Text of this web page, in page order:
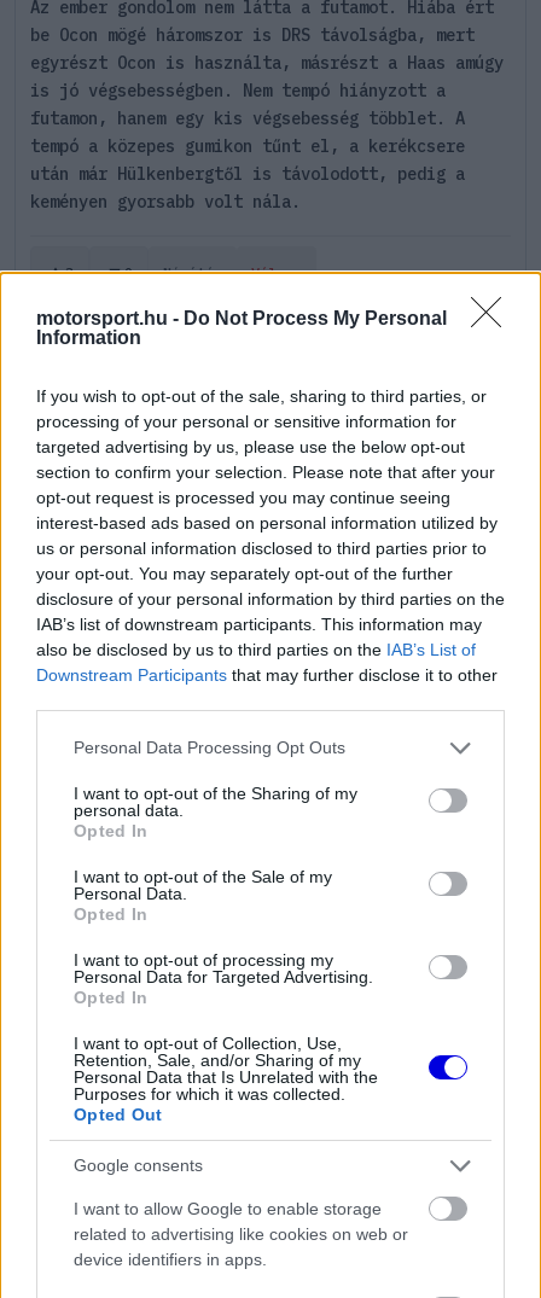
motorsport.hu - Do Not Process My Personal
Information
If you wish to opt-out of the sale, sharing to third parties, or
processing of your personal or sensitive information for
targeted advertising by us, please use the below opt-out
section to confirm your selection. Please note that after your
opt-out request is processed you may continue seeing
interest-based ads based on personal information utilized by
us or personal information disclosed to third parties prior to
your opt-out. You may separately opt-out of the further
disclosure of your personal information by third parties on the
IAB’s list of downstream participants. This information may
also be disclosed by us to third parties on the IAB’s List of
Downstream Participants that may further disclose it to other
Please note that this website/app uses one or more Google
not limited to your visit or usage behaviour. You may click to
grant or deny consent to Google and its third-party tags to
use your data for below specified purposes in below Google
consent section.
Personal Data Processing Opt Outs
I want to opt-out of the Sharing of my
personal data.
Opted In
I want to opt-out of the Sale of my
Personal Data.
Opted In
I want to opt-out of processing my
Personal Data for Targeted Advertising.
Opted In
I want to opt-out of Collection, Use,
Retention, Sale, and/or Sharing of my
Personal Data that Is Unrelated with the
Purposes for which it was collected.
Opted Out
Google consents
I want to allow Google to enable storage
related to advertising like cookies on web or
device identifiers in apps.
Az ember gondolom nem látta a futamot. Hiába ért
be Ocon mögé háromszor is DRS távolságba, mert
egyrészt Ocon is használta, másrészt a Haas amúgy
is jó végsebességben. Nem tempó hiányzott a
futamon, hanem egy kis végsebesség többlet. A
tempó a közepes gumikon tűnt el, a kerékcsere
után már Hülkenbergtől is távolodott, pedig a
keményen gyorsabb volt nála.
3 0 Némítás Válasz
2025. 11. 23. 20:25
Az az igazi nagy probléma, hogy Hamilton a mezőny
végéről indulva is megtudta közelíteni a másik
autót. Ez jöl mutatja,hogy a Ferrari sehol sincs
idén. Az időmérő specialista Löki a nyolc éves
múltjával sem boldogul ezzel az autóval. Amit
lehet kihoz belőle de jól látszik, hogy ennél
többet nem tud az autó.
3 3 Némítás Válasz
Összecsukás (1 válasz)
↳ Válasz
V
Versenyeznikénevagymi
"Ez jöl mutatja, hogy a Ferrari sehol sincs
idén"
Nem ez azt mutatja jöl, hogy a Ferrari még
mindig egy űrhajó a mezőny végéhez képest :)
3 0 Némítás Válasz
Panther
Álmodozz csak vesztes bkirkém. Jövőre még jobban
leszerepel Hamilton, ha addig nem bontanak